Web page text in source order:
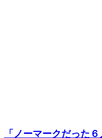
「ノーマークだった